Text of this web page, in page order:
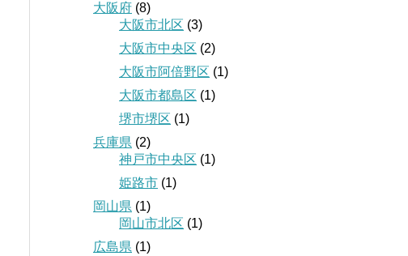
大阪府 (8)
大阪市北区 (3)
大阪市中央区 (2)
大阪市阿倍野区 (1)
大阪市都島区 (1)
堺市堺区 (1)
兵庫県 (2)
神戸市中央区 (1)
姫路市 (1)
岡山県 (1)
岡山市北区 (1)
広島県 (1)